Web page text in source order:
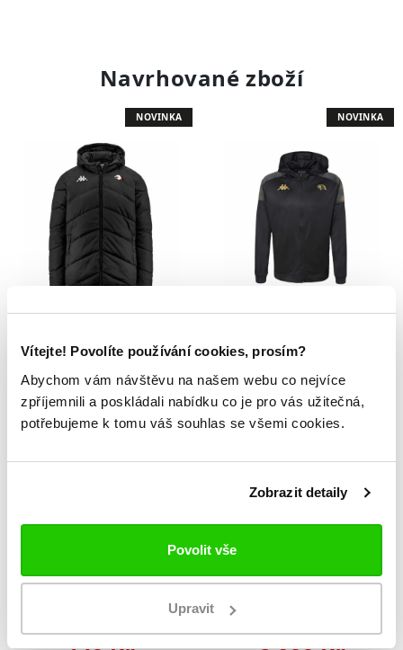
Vítejte! Povolíte používání cookies, prosím?
Abychom vám návštěvu na našem webu co nejvíce
zpříjemnili a poskládali nabídku co je pro vás užitečná,
potřebujeme k tomu váš souhlas se všemi cookies.
Zobrazit detaily
Povolit vše
Upravit
Navrhované zboží
NOVINKA
Bunda Orli
2 499 Kč
NOVINKA
Mikina Orli
1 929 Kč